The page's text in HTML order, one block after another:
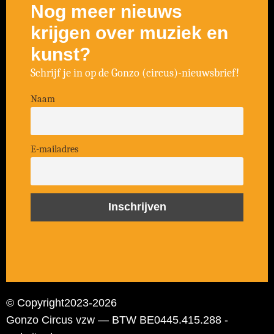
Nog meer nieuws
krijgen over muziek en
kunst?
Schrijf je in op de Gonzo (circus)-nieuwsbrief!
Naam
E-mailadres
© Copyright2023-2026
Gonzo Circus vzw — BTW BE0445.415.288 -